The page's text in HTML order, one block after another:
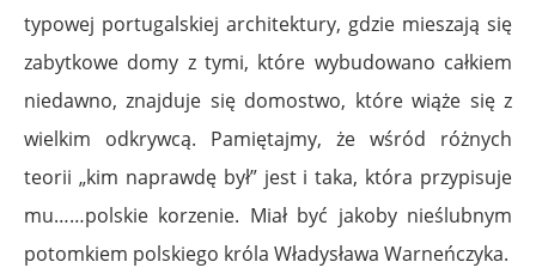
typowej portugalskiej architektury, gdzie mieszają się
zabytkowe domy z tymi, które wybudowano całkiem
niedawno, znajduje się domostwo, które wiąże się z
wielkim odkrywcą. Pamiętajmy, że wśród różnych
teorii „kim naprawdę był” jest i taka, która przypisuje
mu……polskie korzenie. Miał być jakoby nieślubnym
potomkiem polskiego króla Władysława Warneńczyka.